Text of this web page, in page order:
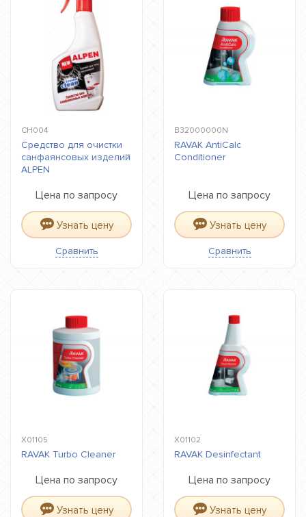
CH004
Средство для очистки
санфаянсовых изделий
ALPEN
Цена по запросу
Узнать цену
Сравнить
B32000000N
RAVAK AntiCalc
Conditioner
Цена по запросу
Узнать цену
Сравнить
X01105
RAVAK Turbo Cleaner
Цена по запросу
Узнать цену
X01102
RAVAK Desinfectant
Цена по запросу
Узнать цену